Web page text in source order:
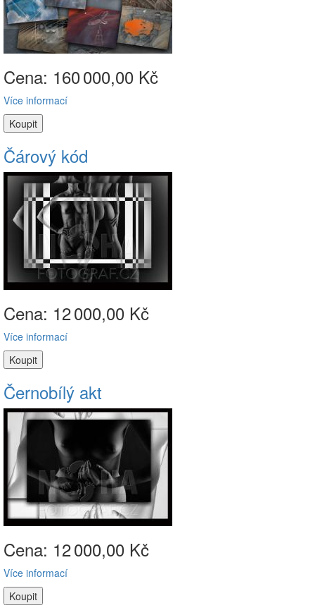
Cena: 160000,00 Kč
Více informací
Čárový kód
Cena: 12000,00 Kč
Více informací
Černobílý akt
Cena: 12000,00 Kč
Více informací